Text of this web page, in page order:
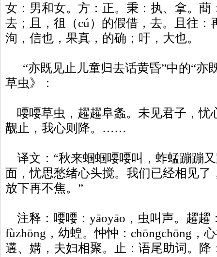
女：男和女。方：正。秉：执、拿。蕳
去；且，徂（cú）的假借，去。且往：
洵，信也，果真，的确；吁，大也。
“亦既见止儿童归去话黄昏”中的“亦
草虫》：
喓喓草虫，趯趯阜螽。未见君子，忧
觏止，我心则降。……
译文：“秋来蝈蝈喓喓叫，蚱蜢蹦蹦
面，忧思愁绪心头搅。我们已经相见
放下再不焦。”
注释：喓喓：yāoyāo，虫叫声。趯趯
fùzhōng，幼蝗。忡忡：chōngchōng，
遘、媾，夫妇相聚。止：语尾助词。降